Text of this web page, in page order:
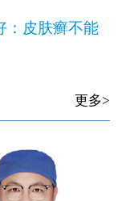
：皮肤癣不能
更多>